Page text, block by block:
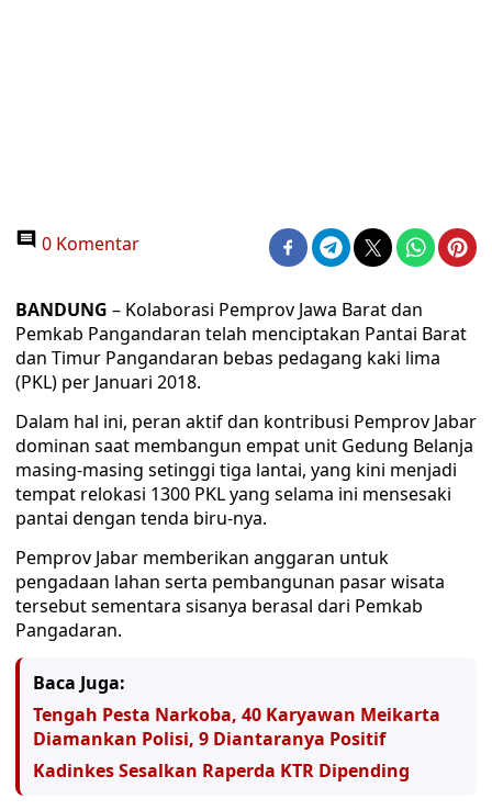
0 Komentar
BANDUNG – Kolaborasi Pemprov Jawa Barat dan
Pemkab Pangandaran telah menciptakan Pantai Barat
dan Timur Pangandaran bebas pedagang kaki lima
(PKL) per Januari 2018.
Dalam hal ini, peran aktif dan kontribusi Pemprov Jabar
dominan saat membangun empat unit Gedung Belanja
masing-masing setinggi tiga lantai, yang kini menjadi
tempat relokasi 1300 PKL yang selama ini mensesaki
pantai dengan tenda biru-nya.
Pemprov Jabar memberikan anggaran untuk
pengadaan lahan serta pembangunan pasar wisata
tersebut sementara sisanya berasal dari Pemkab
Pangadaran.
Baca Juga:
Tengah Pesta Narkoba, 40 Karyawan Meikarta
Diamankan Polisi, 9 Diantaranya Positif
Kadinkes Sesalkan Raperda KTR Dipending